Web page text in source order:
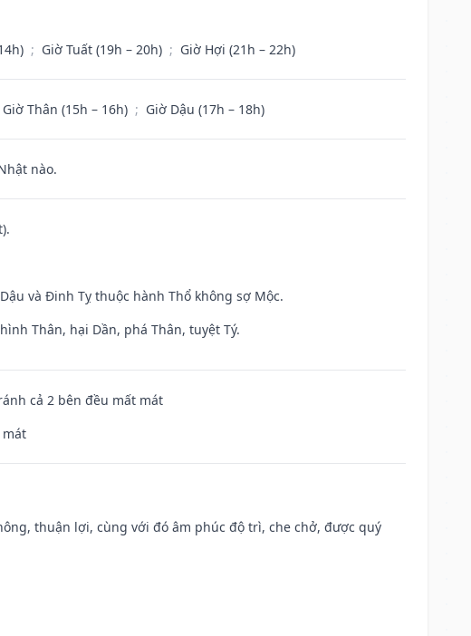
; Giờ Tuất (19h – 20h) ; Giờ Hợi (21h – 22h)
Giờ Thân (15h – 16h) ; Giờ Dậu (17h – 18h)
nào.
và Đinh Tỵ thuộc hành Thổ không sợ Mộc.
Thân, hại Dần, phá Thân, tuyệt Tý.
cả 2 bên đều mất mát
mát
thuận lợi, cùng với đó âm phúc độ trì, che chở, được quý